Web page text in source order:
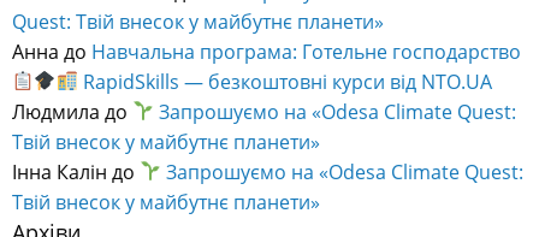
Quest: Твій внесок у майбутнє планети»
Анна до Навчальна програма: Готельне господарство
RapidSkills — безкоштовні курси від NTO.UA
Людмила до
Запрошуємо на «Odesa Climate Quest:
Твій внесок у майбутнє планети»
Інна Калін до
Запрошуємо на «Odesa Climate Quest:
Твій внесок у майбутнє планети»